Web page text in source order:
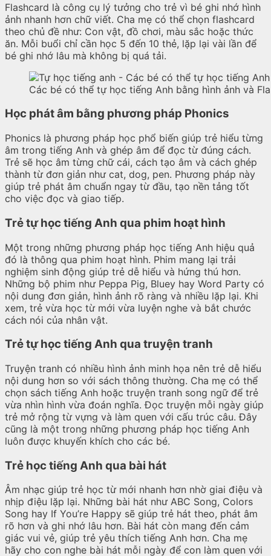
Flashcard là công cụ lý tưởng cho trẻ vì bé ghi nhớ hình
ảnh nhanh hơn chữ viết. Cha mẹ có thể chọn flashcard
theo chủ đề như: Con vật, đồ chơi, màu sắc hoặc thức
ăn. Mỗi buổi chỉ cần học 5 đến 10 thẻ, lặp lại vài lần để
bé ghi nhớ lâu mà không bị quá tải.
Các bé có thể tự học tiếng Anh bằng hình ảnh và
Học phát âm bằng phương pháp Phonics
Phonics là phương pháp học phổ biến giúp trẻ hiểu từng
âm trong tiếng Anh và ghép âm để đọc từ đúng cách.
Trẻ sẽ học âm từng chữ cái, cách tạo âm và cách ghép
thành từ đơn giản như cat, dog, pen. Phương pháp này
giúp trẻ phát âm chuẩn ngay từ đầu, tạo nền tảng tốt
cho việc đọc và giao tiếp.
Trẻ tự học tiếng Anh qua phim hoạt hình
Một trong những phương pháp học tiếng Anh hiệu quả
đó là thông qua phim hoạt hình. Phim mang lại trải
nghiệm sinh động giúp trẻ dễ hiểu và hứng thú hơn.
Những bộ phim như Peppa Pig, Bluey hay Word Party có
nội dung đơn giản, hình ảnh rõ ràng và nhiều lặp lại. Khi
xem, trẻ vừa học từ mới vừa luyện nghe và bắt chước
cách nói của nhân vật.
Trẻ tự học tiếng Anh qua truyện tranh
Truyện tranh có nhiều hình ảnh minh họa nên trẻ dễ hiểu
nội dung hơn so với sách thông thường. Cha mẹ có thể
chọn sách tiếng Anh hoặc truyện tranh song ngữ để trẻ
vừa nhìn hình vừa đoán nghĩa. Đọc truyện mỗi ngày giúp
trẻ mở rộng từ vựng và làm quen với cấu trúc câu. Đây
cũng là một trong những phương pháp học tiếng Anh
luôn được khuyến khích cho các bé.
Trẻ học tiếng Anh qua bài hát
Âm nhạc giúp trẻ học từ mới nhanh hơn nhờ giai điệu và
nhịp điệu lặp lại. Những bài hát như ABC Song, Colors
Song hay If You’re Happy sẽ giúp trẻ hát theo, phát âm
rõ hơn và ghi nhớ lâu hơn. Bài hát còn mang đến cảm
giác vui vẻ, giúp trẻ yêu thích tiếng Anh hơn. Cha mẹ
hãy cho con nghe bài hát mỗi ngày để con làm quen với